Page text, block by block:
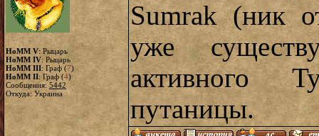
HoMM V: Рыцарь
HoMM IV: Рыцарь
HoMM III: Граф (7)
HoMM II: Граф (4)
Сообщения: 5442
Откуда: Украина
Sumrak (ник
уже
активного
путаницы.